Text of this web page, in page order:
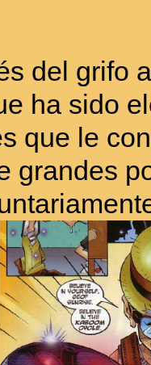
del grifo
ha sido
que le
grandes